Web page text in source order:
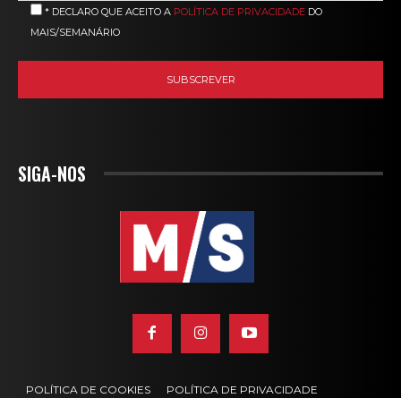
* DECLARO QUE ACEITO A POLÍTICA DE PRIVACIDADE DO
MAIS/SEMANÁRIO
SIGA-NOS
POLÍTICA DE COOKIES POLÍTICA DE PRIVACIDADE